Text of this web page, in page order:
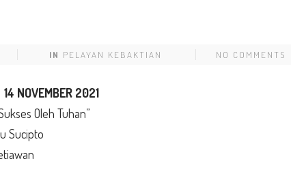
IN PELAYAN KEBAKTIAN NO COMMENTS
NOVEMBER 2021
Oleh Tuhan”
Sucipto